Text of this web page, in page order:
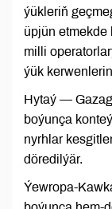
ýükleriň
üpjün etmekde
milli
ýük
Hytaý —
boýunça
nyrhlar
döredilýär.
Ýewropa-